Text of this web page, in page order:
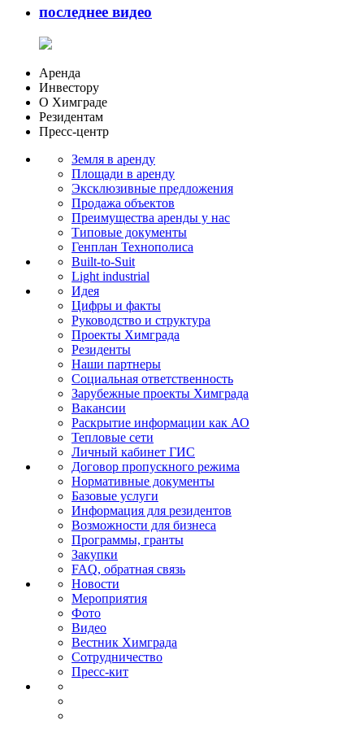
последнее видео
Аренда
Инвестору
О Химграде
Резидентам
Пресс-центр
Земля в аренду
Площади в аренду
Эксклюзивные предложения
Продажа объектов
Преимущества аренды у нас
Типовые документы
Генплан Технополиса
Built-to-Suit
Light industrial
Идея
Цифры и факты
Руководство и структура
Проекты Химграда
Резиденты
Наши партнеры
Социальная ответственность
Зарубежные проекты Химграда
Вакансии
Раскрытие информации как АО
Тепловые сети
Личный кабинет ГИС
Договор пропускного режима
Нормативные документы
Базовые услуги
Информация для резидентов
Возможности для бизнеса
Программы, гранты
Закупки
FAQ, обратная связь
Новости
Мероприятия
Фото
Видео
Вестник Химграда
Сотрудничество
Пресс-кит